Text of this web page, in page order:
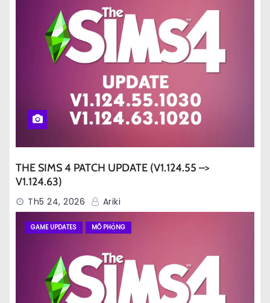
THE SIMS 4 PATCH UPDATE (V1.124.55 –>
V1.124.63)
Th5 24, 2026 Ariki
GAME UPDATES MÔ PHỎNG